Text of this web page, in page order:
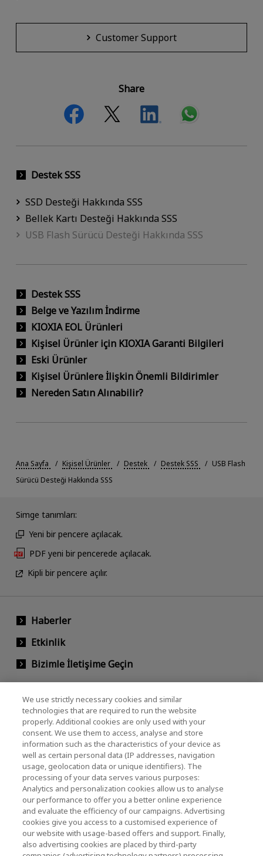
Customer Support
Share
Destek SSS
SSD Desteği Hakkında SSS
Bellek Kartı Desteği Hakkında SSS
USB Flash Sürücü Desteği Hakkında SSS
Destek SSS
Belge ve Yazılım İndirme
KIOXIA EOL Ürünleri
Kişisel Ürünler için KIOXIA Garanti Bilgileri
Eski Ürünler
Kişisel Ürünlere İlişkin Önemli Bildirimler
Nereden Satın Alınabilir?
Ana Sayfa Kişisel Ürünler Destek Destek SSS
USB Flash
Sürücü Desteği Hakkında SSS
Simge tanımları:
Yeni bir pencere açılacak.
PDF yeni bir pencerede açılacak.
Kipli bir pencere açılır.
Haberler
Etkinlik
Bizimle İletişime Geçin
KIOXIA Holdings Corporation (Kurumsal /
Yatırımcı İlişkileri)
KIOXIA Holdings Corporation Home
Yatırımcı İlişkileri
We use strictly necessary cookies and similar
technologies that are required to run the website
properly. Additional cookies are only used with your
consent. We use them to access, analyse and store
information such as the characteristics of your device as
well as certain personal data (IP addresses, navigation
usage, geolocation data or unique identifiers). The
processing of your data serves various purposes:
Analytics and personalization cookies allow us to analyse
our performance to offer you a better online experience
and evaluate the efficiency of our campaigns. Advertising
cookies give you access to a customised experience of
our website with usage-based offers and support. Finally,
also advertising cookies are placed by third-party